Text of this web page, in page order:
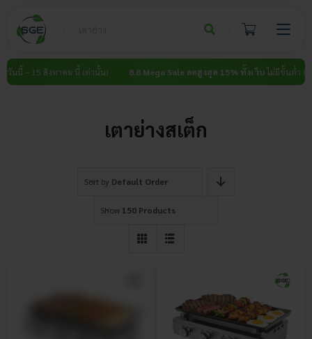
content
– 15 สิงหาคม นี้ เท่านั้น) 8.8 Mega Sale ลดสูงสุด 15% ทั้งเว็บไม่มีขั้นต่ำ (วันนี้
เตาย่างสเต็ก
Sort by Default Order
Show 150 Products